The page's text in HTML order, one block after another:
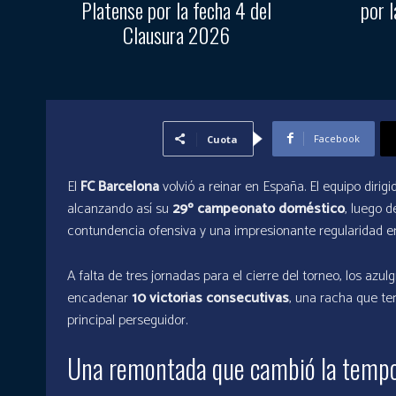
Platense por la fecha 4 del
Clausura 2026
por
Cuota Facebook
El FC Barcelonavolvió a reinar en España. El equipo
alcanzando así su 29º campeonato doméstico, luego
contundencia ofensiva y una impresionante regularidad
A falta de tres jornadas para el cierre del torneo, los
encadenar10 victorias consecutivas, una racha que
principal perseguidor.
Una remontada que cambió la